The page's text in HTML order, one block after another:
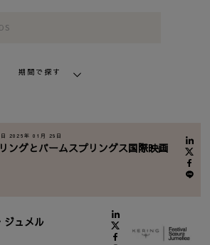
期間で探す
日 2026年 01月 29日
ングとパームスプリングス国際映画
ジュメル